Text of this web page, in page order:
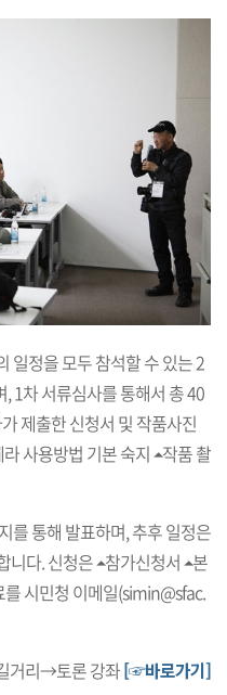
일정을 모두 참석할 수 있는 2
1차 서류심사를 통해서 총 40
제출한 신청서 및 작품사진
사용방법 기본 숙지 ⏶작품 촬
를 통해 발표하며, 추후 일정은
니다. 신청은 ⏶참가신청서 ⏶본
시민청 이메일(simin@sfac.
리→토론 강좌[☞바로가기]